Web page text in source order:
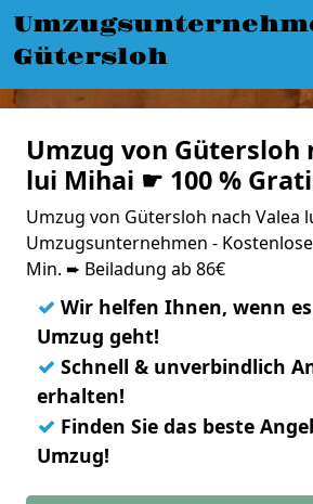
Gütersloh
Umzug von Gütersloh
lui Mihai ☛ 100 %
Umzug von Gütersloh nach Valea
Umzugsunternehmen -
Min. ➨ Beiladung ab 86€
✓ Wir helfen Ihnen, wenn
Umzug geht!
✓ Schnell & unverbindlich
erhalten!
✓ Finden Sie das beste
Umzug!